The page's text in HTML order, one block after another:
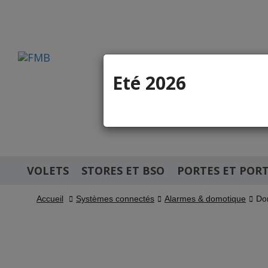
VOLETS STORES ET BSO PORTES ET
Site réservé
Accueil Systèmes connectés Alarmes & domotique
Eté 2026